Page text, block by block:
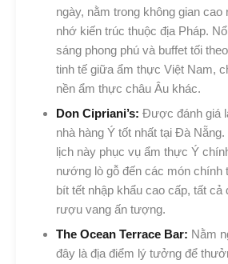
ngày, nằm trong không gian cao
nhớ kiến trúc thuộc địa Pháp.
sáng phong phú và buffet tối
tinh tế giữa ẩm thực Việt Nam,
nền ẩm thực châu Âu khác.
Don Cipriani’s: Được đánh giá
nhà hàng Ý tốt nhất tại Đà
lịch này phục vụ ẩm thực Ý
nướng lò gỗ đến các món chính
bít tết nhập khẩu cao cấp, tất cả
rượu vang ấn tượng.
The Ocean Terrace Bar: Nằm
đây là địa điểm lý tưởng để